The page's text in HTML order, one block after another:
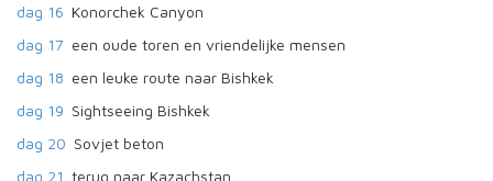
dag 16 Konorchek Canyon
dag 17 een oude toren en vriendelijke mensen
dag 18 een leuke route naar Bishkek
dag 19 Sightseeing Bishkek
dag 20 Sovjet beton
dag 21 terug naar Kazachstan